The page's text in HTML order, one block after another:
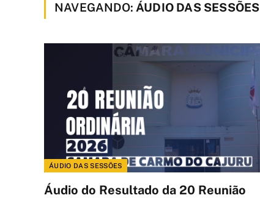
NAVEGANDO: ÁUDIO DAS SESSÕES
ÁUDIO DAS SESSÕES
Áudio do Resultado da 20 Reunião